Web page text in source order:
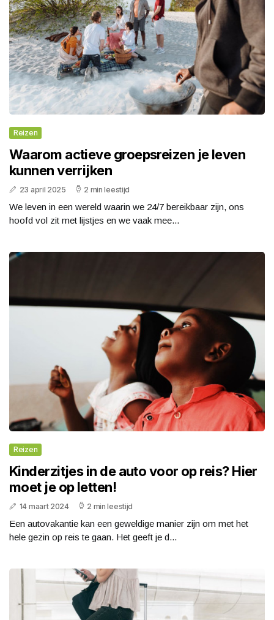
Reizen
Waarom actieve groepsreizen je leven
kunnen verrijken
23 april 2025 2 min leestijd
We leven in een wereld waarin we 24/7 bereikbaar zijn, ons
hoofd vol zit met lijstjes en we vaak mee...
Reizen
Kinderzitjes in de auto voor op reis? Hier
moet je op letten!
14 maart 2024 2 min leestijd
Een autovakantie kan een geweldige manier zijn om met het
hele gezin op reis te gaan. Het geeft je d...